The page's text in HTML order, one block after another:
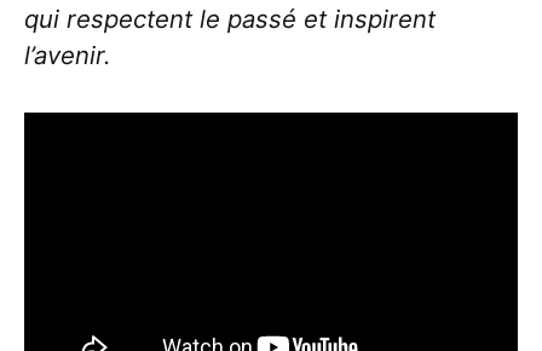
qui respectent le passé et inspirent
l’avenir.